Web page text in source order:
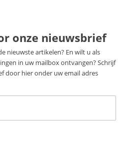
onze nieuwsbrief
nieuwste artikelen? En wilt u als
in uw mailbox ontvangen? Schrijf
door hier onder uw email adres